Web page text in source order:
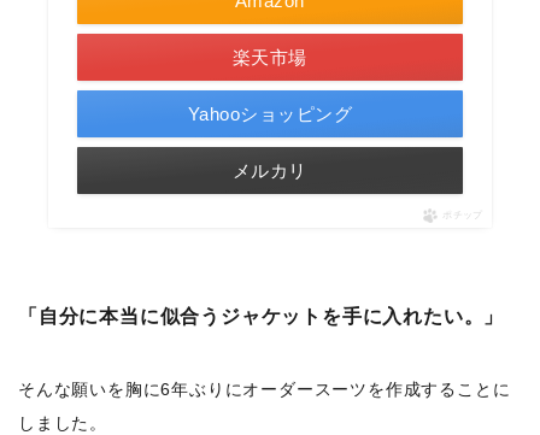
楽天市場
Yahooショッピング
メルカリ
ポチップ
「自分に本当に似合うジャケットを手に入れたい。」
そんな願いを胸に6年ぶりにオーダースーツを作成することに
しました。